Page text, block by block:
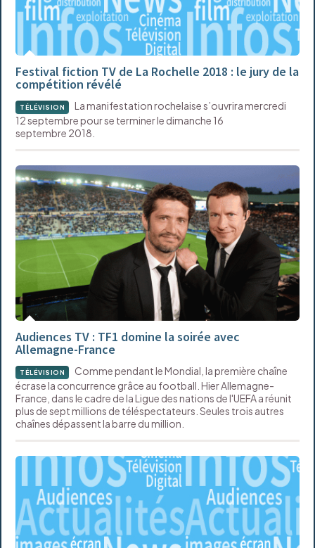
Festival fiction TV de La Rochelle 2018 : le jury de la
compétition révélé
TÉLÉVISION
La manifestation rochelaise s’ouvrira mercredi
12 septembre pour se terminer le dimanche 16
septembre 2018.
Audiences TV : TF1 domine la soirée avec
Allemagne-France
TÉLÉVISION
Comme pendant le Mondial, la première chaîne
écrase la concurrence grâce au football. Hier Allemagne-
France, dans le cadre de la Ligue des nations de l'UEFA a réunit
plus de sept millions de téléspectateurs. Seules trois autres
chaînes dépassent la barre du million.